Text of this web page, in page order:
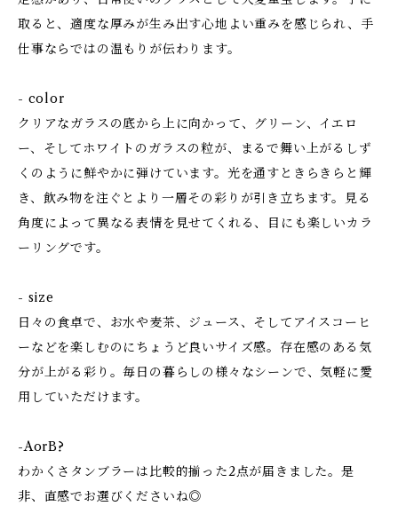
取ると、適度な厚みが生み出す心地よい重みを感じられ、手
仕事ならではの温もりが伝わります。
- color
クリアなガラスの底から上に向かって、グリーン、イエロ
ー、そしてホワイトのガラスの粒が、まるで舞い上がるしず
くのように鮮やかに弾けています。光を通すときらきらと輝
き、飲み物を注ぐとより一層その彩りが引き立ちます。見る
角度によって異なる表情を見せてくれる、目にも楽しいカラ
ーリングです。
- size
日々の食卓で、お水や麦茶、ジュース、そしてアイスコーヒ
ーなどを楽しむのにちょうど良いサイズ感。存在感のある気
分が上がる彩り。毎日の暮らしの様々なシーンで、気軽に愛
用していただけます。
-AorB?
わかくさタンブラーは比較的揃った2点が届きました。是
非、直感でお選びくださいね◎